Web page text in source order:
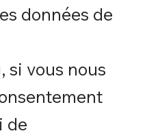
données de
si vous nous
de